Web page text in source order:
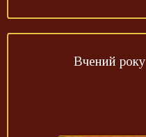
Вчений року